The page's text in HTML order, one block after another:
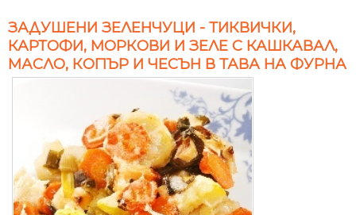
ЗАДУШЕНИ ЗЕЛЕНЧУЦИ - ТИКВИЧКИ,
КАРТОФИ, МОРКОВИ И ЗЕЛЕ С КАШКАВАЛ,
МАСЛО, КОПЪР И ЧЕСЪН В ТАВА НА ФУРНА